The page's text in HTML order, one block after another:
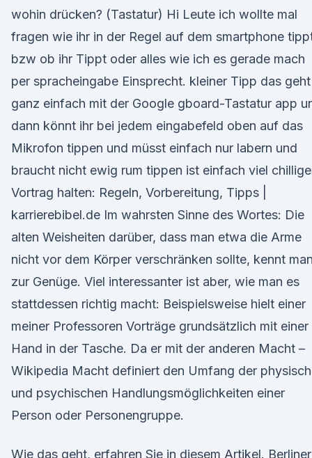
wohin drücken? (Tastatur) Hi Leute ich wollte mal
fragen wie ihr in der Regel auf dem smartphone
bzw ob ihr Tippt oder alles wie ich es gerade mach
per spracheingabe Einsprecht. kleiner Tipp das geht
ganz einfach mit der Google gboard-Tastatur app
dann könnt ihr bei jedem eingabefeld oben auf das
Mikrofon tippen und müsst einfach nur labern und
braucht nicht ewig rum tippen ist einfach viel
Vortrag halten: Regeln, Vorbereitung, Tipps |
karrierebibel.de Im wahrsten Sinne des Wortes: Die
alten Weisheiten darüber, dass man etwa die Arme
nicht vor dem Körper verschränken sollte, kennt man
zur Genüge. Viel interessanter ist aber, wie man es
stattdessen richtig macht: Beispielsweise hielt einer
meiner Professoren Vorträge grundsätzlich mit einer
Hand in der Tasche. Da er mit der anderen Macht –
Wikipedia Macht definiert den Umfang der
und psychischen Handlungsmöglichkeiten einer
Person oder Personengruppe.
Wie das geht, erfahren Sie in diesem Artikel. Berliner